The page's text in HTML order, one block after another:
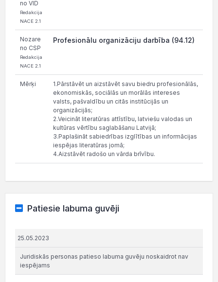
no VID
Redakcija
NACE 2.1
Nozare
no CSP
Redakcija
NACE 2.1
Profesionālu organizāciju darbība (94.12)
Mērķi
1.Pārstāvēt un aizstāvēt savu biedru profesionālās,
ekonomiskās, sociālās un morālās intereses
valsts, pašvaldību un citās institūcijās un
organizācijās;
2.Veicināt literatūras attīstību, latviešu valodas un
kultūras vērtību saglabāšanu Latvijā;
3.Paplašināt sabiedrības izglītības un informācijas
iespējas literatūras jomā;
4.Aizstāvēt radošo un vārda brīvību.
Patiesie labuma guvēji
25.05.2023
Juridiskās personas patieso labuma guvēju noskaidrot nav
iespējams